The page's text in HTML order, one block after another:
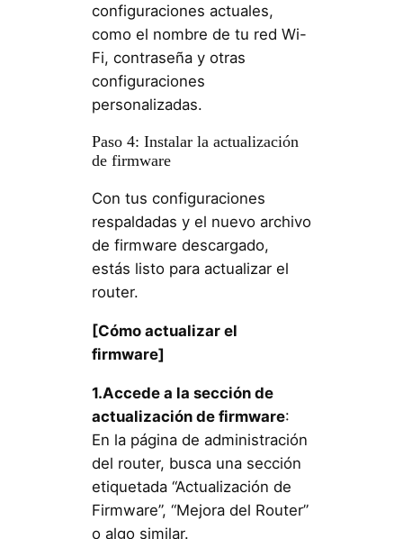
configuraciones actuales,
como el nombre de tu red Wi-
Fi, contraseña y otras
configuraciones
personalizadas.
Paso 4: Instalar la actualización
de firmware
Con tus configuraciones
respaldadas y el nuevo archivo
de firmware descargado,
estás listo para actualizar el
router.
[Cómo actualizar el
firmware]
1.Accede a la sección de
actualización de firmware:
En la página de administración
del router, busca una sección
etiquetada “Actualización de
Firmware”, “Mejora del Router”
o algo similar.